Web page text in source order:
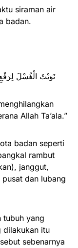
siraman air
badan.
نَوَيْتُ الْغُسْلَ
Allah Ta’ala.”
badan seperti
rambut
janggut,
dan lubang
tubuh yang
dilakukan itu
sebenarnya